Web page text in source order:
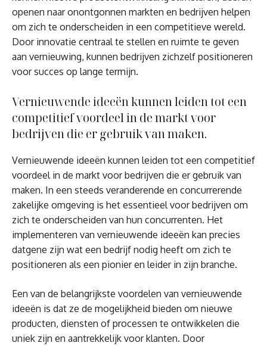
openen naar onontgonnen markten en bedrijven helpen
om zich te onderscheiden in een competitieve wereld.
Door innovatie centraal te stellen en ruimte te geven
aan vernieuwing, kunnen bedrijven zichzelf positioneren
voor succes op lange termijn.
Vernieuwende ideeën kunnen leiden tot een
competitief voordeel in de markt voor
bedrijven die er gebruik van maken.
Vernieuwende ideeën kunnen leiden tot een competitief
voordeel in de markt voor bedrijven die er gebruik van
maken. In een steeds veranderende en concurrerende
zakelijke omgeving is het essentieel voor bedrijven om
zich te onderscheiden van hun concurrenten. Het
implementeren van vernieuwende ideeën kan precies
datgene zijn wat een bedrijf nodig heeft om zich te
positioneren als een pionier en leider in zijn branche.
Een van de belangrijkste voordelen van vernieuwende
ideeën is dat ze de mogelijkheid bieden om nieuwe
producten, diensten of processen te ontwikkelen die
uniek zijn en aantrekkelijk voor klanten. Door